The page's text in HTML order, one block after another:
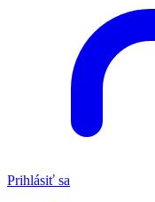
Prihlásiť sa